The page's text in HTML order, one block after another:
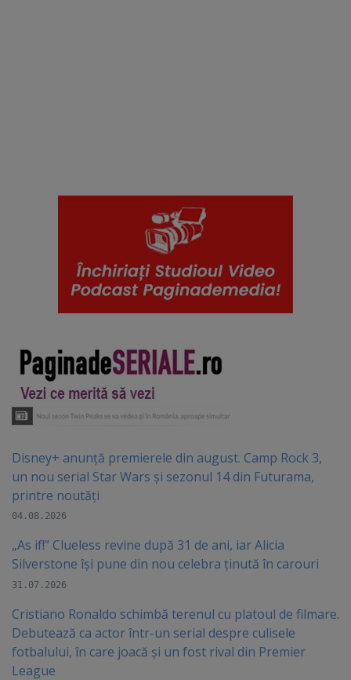
Disney+ anunță premierele din august. Camp Rock 3,
un nou serial Star Wars și sezonul 14 din Futurama,
printre noutăți
04.08.2026
„As if!” Clueless revine după 31 de ani, iar Alicia
Silverstone își pune din nou celebra ținută în carouri
31.07.2026
Cristiano Ronaldo schimbă terenul cu platoul de filmare.
Debutează ca actor într-un serial despre culisele
fotbalului, în care joacă şi un fost rival din Premier
League